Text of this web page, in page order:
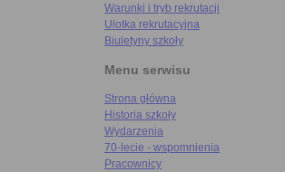
Warunki i tryb rekrutacji
Ulotka rekrutacyjna
Biuletyny szkoły
Menu serwisu
Strona główna
Historia szkoły
Wydarzenia
70-lecie - wspomnienia
Pracownicy